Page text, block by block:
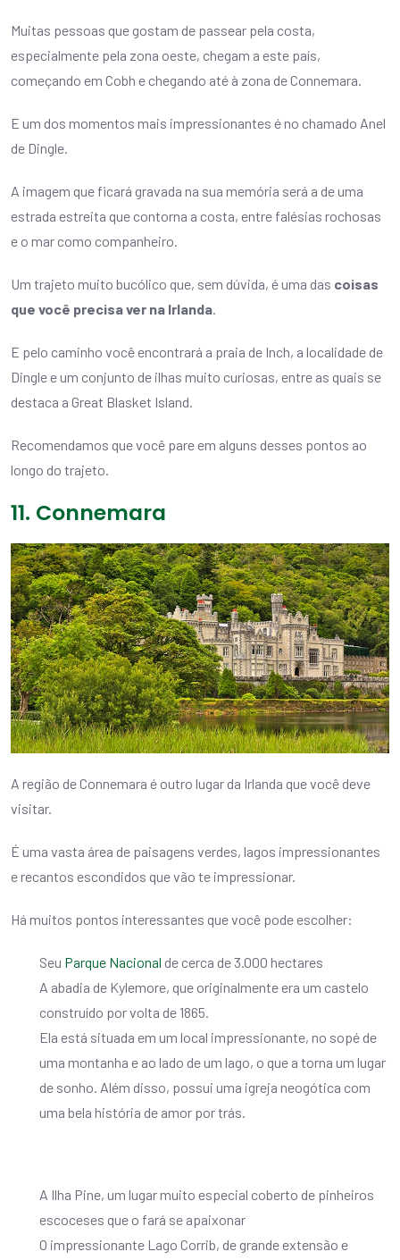
Muitas pessoas que gostam de passear pela costa,
especialmente pela zona oeste, chegam a este país,
começando em Cobh e chegando até à zona de Connemara.
E um dos momentos mais impressionantes é no chamado Anel
de Dingle.
A imagem que ficará gravada na sua memória será a de uma
estrada estreita que contorna a costa, entre falésias rochosas
e o mar como companheiro.
Um trajeto muito bucólico que, sem dúvida, é uma das coisas
que você precisa ver na Irlanda.
E pelo caminho você encontrará a praia de Inch, a localidade de
Dingle e um conjunto de ilhas muito curiosas, entre as quais se
destaca a Great Blasket Island.
Recomendamos que você pare em alguns desses pontos ao
longo do trajeto.
11. Connemara
A região de Connemara é outro lugar da Irlanda que você deve
visitar.
É uma vasta área de paisagens verdes, lagos impressionantes
e recantos escondidos que vão te impressionar.
Há muitos pontos interessantes que você pode escolher:
Seu Parque Nacional de cerca de 3.000 hectares
A abadia de Kylemore, que originalmente era um castelo
construído por volta de 1865.
Ela está situada em um local impressionante, no sopé de
uma montanha e ao lado de um lago, o que a torna um lugar
de sonho. Além disso, possui uma igreja neogótica com
uma bela história de amor por trás.
A Ilha Pine, um lugar muito especial coberto de pinheiros
escoceses que o fará se apaixonar
O impressionante Lago Corrib, de grande extensão e